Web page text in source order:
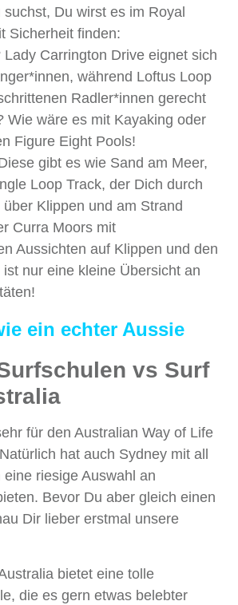
Du wirst es im Royal
Sicherheit finden:
Carrington Drive eignet sich
während Loftus Loop
Radler*innen gerecht
Wie wäre es mit Kayaking oder
Figure Eight Pools!
gibt es wie Sand am Meer,
Loop Track, der Dich durch
Klippen und am Strand
Curra Moors mit
Aussichten auf Klippen und den
nur eine kleine Übersicht an
ein echter Aussie
vs Surf
für den Australian Way of Life
hat auch Sydney mit all
riesige Auswahl an
Bevor Du aber gleich einen
Dir lieber erstmal unsere
bietet eine tolle
die es gern etwas belebter